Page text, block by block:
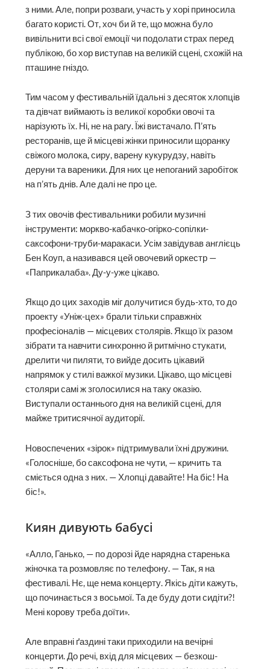
з ними. Але, попри розваги, участь у хорі приносила
багато користі. От, хоч би й те, що можна було
вивільнити всі свої емоції чи подолати страх перед
публікою, бо хор виступав на великій сцені, схожій на
пташине гніздо.
Тим часом у фестивальній їдальні з десяток хлопців
та дів­чат виймають із великої коробки овочі та
нарізують їх. Ні, не на рагу. Їжі вистачало. П’ять
ресторанів, ще й місцеві жінки приносили щоранку
свіжого молока, сиру, варену кукурудзу, навіть
деруни та вареники. Для них це непоганий заробіток
на п’ять днів. Але далі не про це.
З тих овочів фестивальники робили музичні
інструменти: моркво-кабачко-огірко-сопілки-
саксофони-труби-маракаси. Усім завідував англієць
Бен Коуп, а називався цей овочевий оркестр —
«Паприкалаба». Ду-у-уже цікаво.
Якщо до цих заходів міг долучитися будь-хто, то до
проекту «Уніж-цех» брали тільки справж­ніх
професіоналів — місцевих столярів. Якщо їх разом
зібрати та навчити синхронно й ритмічно стукати,
дрелити чи пиляти, то вийде досить цікавий
напрямок у стилі важкої музики. Цікаво, що місцеві
столяри самі ж зголосилися на таку оказію.
Виступали останнього дня на великій сцені, для
майже тритисячної аудиторії.
Новоспечених «зірок» підтримували їхні дружини.
«Голосніше, бо саксофона не чути, — кричить та
сміється одна з них. — Хлопці давайте! На біс! На
біс!».
Киян дивують бабусі
«Алло, Ганько, — по дорозі йде нарядна старенька
жіночка та розмовляє по телефону. — Так, я на
фестивалі. Нє, ще нема концерту. Якісь діти кажуть,
що починається з восьмої. Та де буду доти сидіти?!
Мені корову треба доїти».
Але вправні ґаздині таки приходили на вечірні
концерти. До речі, вхід для місцевих — безкош­